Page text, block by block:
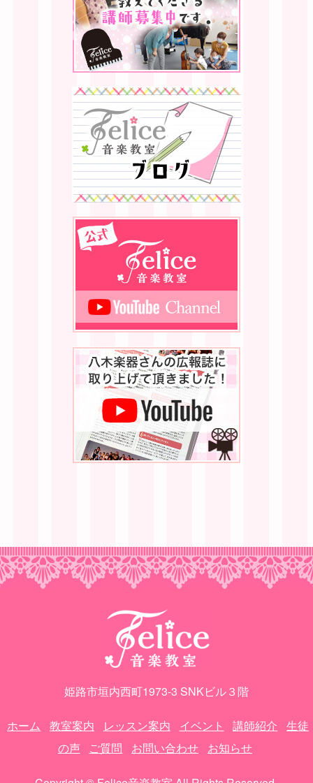
姫路市垣内西町1973-3 SNKビル３階
ホーム 教室案内 レッスン案内 イベント 講師紹介
生徒
の声
ご質問 お問い合わせ お知らせ